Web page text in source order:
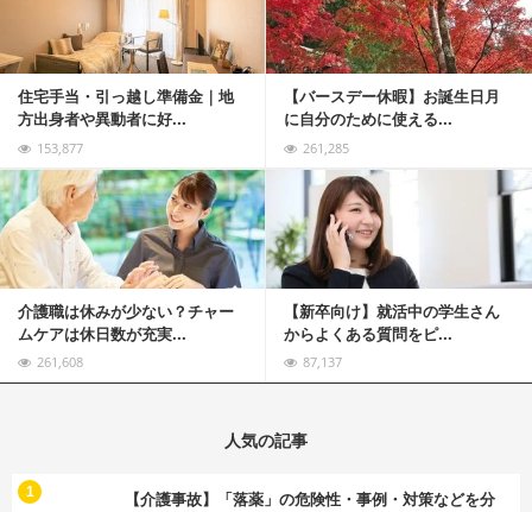
住宅手当・引っ越し準備金｜地
方出身者や異動者に好...
153,877
【バースデー休暇】お誕生日月
に自分のために使える...
261,285
介護職は休みが少ない？チャー
ムケアは休日数が充実...
261,608
【新卒向け】就活中の学生さん
からよくある質問をピ...
87,137
記事を読む
人気の記事
【介護事故】「落薬」の危険性・事例・対策などを分
1